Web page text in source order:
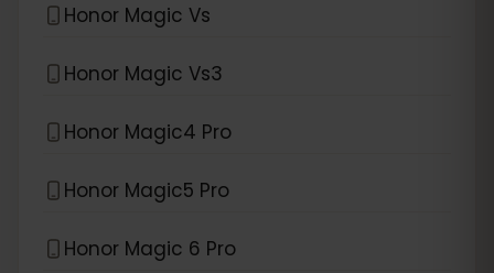
Honor Magic Vs
Honor Magic Vs3
Honor Magic4 Pro
Honor Magic5 Pro
Honor Magic 6 Pro